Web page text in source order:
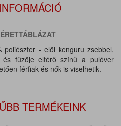
- elől kenguru zsebbel,
és fűzője eltérő színű a pulóver
férfiak és nők is viselhetik.
TERMÉKEINK